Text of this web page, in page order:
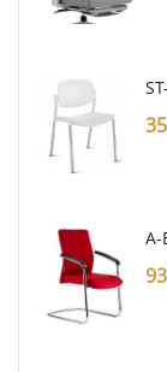
A-